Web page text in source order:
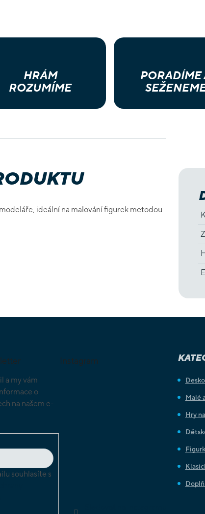
HRÁM
ROZUMÍME
PORADÍME
ideální na malování figurek metodou
a my vám
o
na našem e-
souhlasíte s
Instagram
Malé
Hry